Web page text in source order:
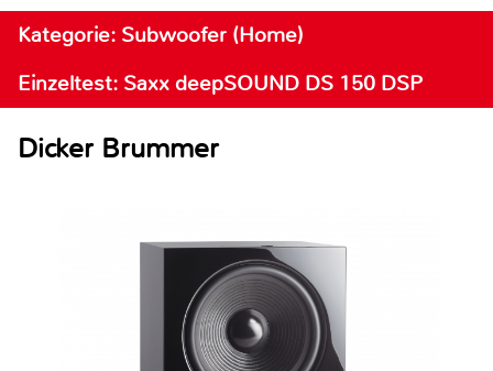
Kategorie: Subwoofer (Home)
Einzeltest: Saxx deepSOUND DS 150 DSP
Dicker Brummer